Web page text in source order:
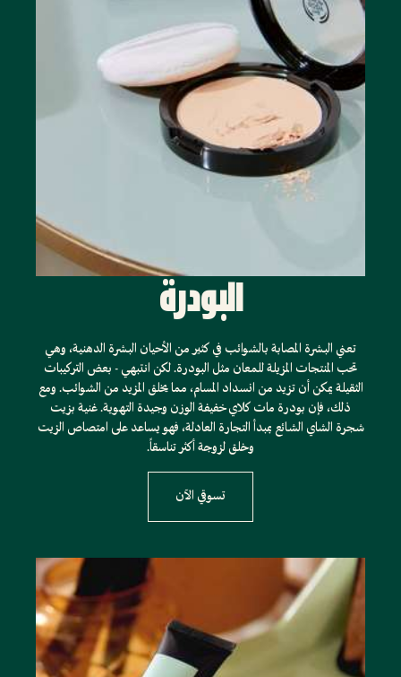
البودرة
تعني البشرة المصابة بالشوائب في كثير من الأحيان البشرة الدهنية، وهي
تحب المنتجات المزيلة للمعان مثل البودرة. لكن انتبهي - بعض التركيبات
الثقيلة يمكن أن تزيد من انسداد المسام، مما يخلق المزيد من الشوائب. ومع
ذلك، فإن بودرة مات كلاي خفيفة الوزن وجيدة التهوية. غنية بزيت
شجرة الشاي الشائع بمبدأ التجارة العادلة، فهو يساعد على امتصاص الزيت
وخلق لزوجة أكثر تناسقاً.
تسوقي الآن